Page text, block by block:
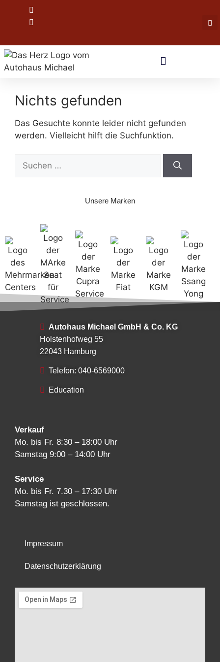
Nichts gefunden
Das Gesuchte konnte leider nicht gefunden
werden. Vielleicht hilft die Suchfunktion.
Unsere Marken
Autohaus Michael GmbH & Co. KG
Holstenhofweg 55
22043 Hamburg
Telefon: 040-6569000
Education
Verkauf
Mo. bis Fr. 8:30 – 18:00 Uhr
Samstag 9:00 – 14:00 Uhr
Service
Mo. bis Fr. 7.30 – 17:30 Uhr
Samstag ist geschlossen.
Impressum
Datenschutzerklärung